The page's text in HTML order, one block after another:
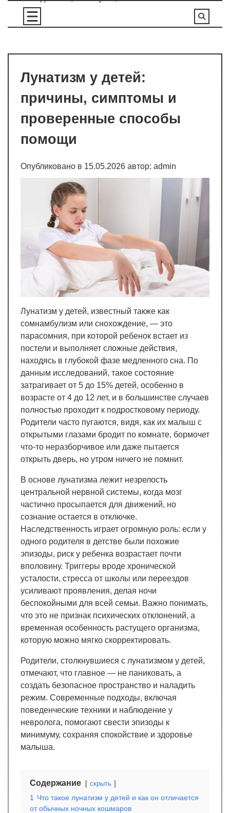
Перейти
содержимому
Лунатизм у детей:
причины, симптомы и
проверенные способы
помощи
Опубликовано в 15.05.2026 автор: admin
Лунатизм у детей, известный также как
сомнамбулизм или снохождение, — это
парасомния, при которой ребенок встает из
постели и выполняет сложные действия,
находясь в глубокой фазе медленного сна. По
данным исследований, такое состояние
затрагивает от 5 до 15% детей, особенно в
возрасте от 4 до 12 лет, и в большинстве случаев
полностью проходит к подростковому периоду.
Родители часто пугаются, видя, как их малыш с
открытыми глазами бродит по комнате, бормочет
что-то неразборчивое или даже пытается
открыть дверь, но утром ничего не помнит.
В основе лунатизма лежит незрелость
центральной нервной системы, когда мозг
частично просыпается для движений, но
сознание остается в отключке.
Наследственность играет огромную роль: если у
одного родителя в детстве были похожие
эпизоды, риск у ребенка возрастает почти
вполовину. Триггеры вроде хронической
усталости, стресса от школы или переездов
усиливают проявления, делая ночи
беспокойными для всей семьи. Важно понимать,
что это не признак психических отклонений, а
временная особенность растущего организма,
которую можно мягко скорректировать.
Родители, столкнувшиеся с лунатизмом у детей,
отмечают, что главное — не паниковать, а
создать безопасное пространство и наладить
режим. Современные подходы, включая
поведенческие техники и наблюдение у
невролога, помогают свести эпизоды к
минимуму, сохраняя спокойствие и здоровье
малыша.
Содержание скрыть
1
Что такое лунатизм у детей и как он отличается
от обычных ночных кошмаров